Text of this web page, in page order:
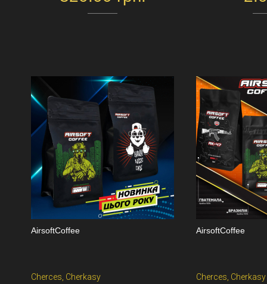
AirsoftCoffee
Cherces, Cherkasy
AirsoftCoffee
Cherces, Cherkasy